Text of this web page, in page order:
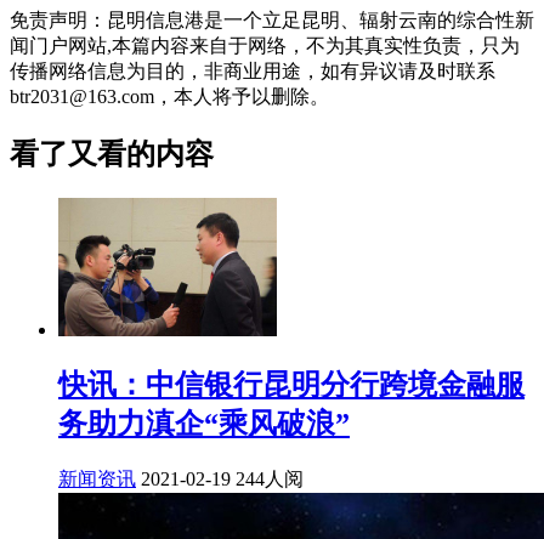
免责声明：昆明信息港是一个立足昆明、辐射云南的综合性新
闻门户网站,本篇内容来自于网络，不为其真实性负责，只为
传播网络信息为目的，非商业用途，如有异议请及时联系
btr2031@163.com，本人将予以删除。
看了又看的内容
快讯：中信银行昆明分行跨境金融服
务助力滇企“乘风破浪”
新闻资讯 2021-02-19 244人阅